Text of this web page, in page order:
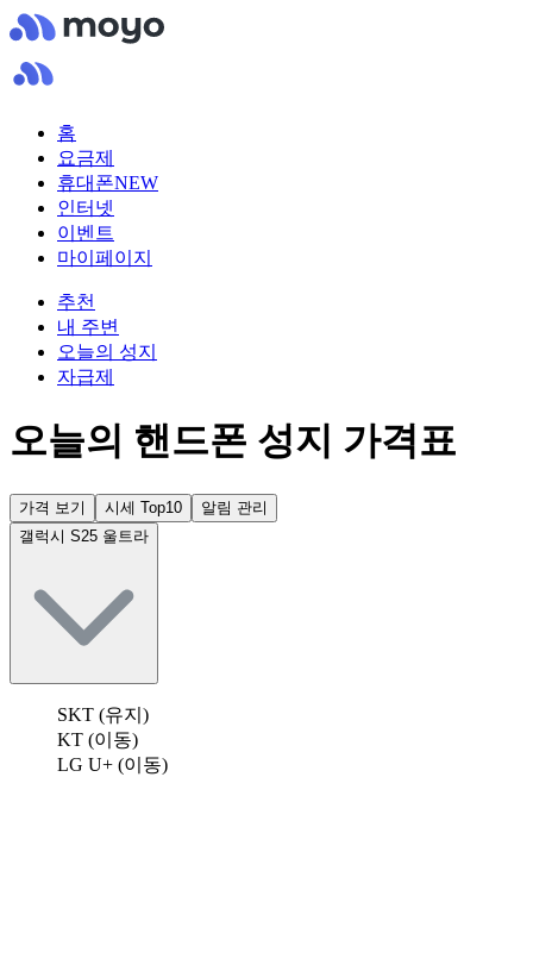
홈
요금제
휴대폰NEW
인터넷
이벤트
마이페이지
추천
내 주변
오늘의 성지
자급제
오늘의 핸드폰 성지 가격표
가격 보기 시세 Top10
알림 관리
갤럭시 S25 울트라
SKT (유지)
KT (이동)
LG U+ (이동)